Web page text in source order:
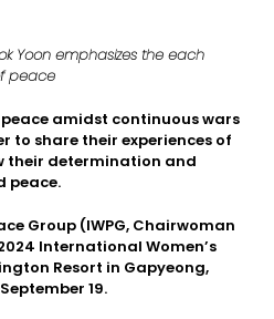
Yoon emphasizes the each
peace
amidst continuous wars
to share their experiences of
their determination and
peace.
Group (IWPG, Chairwoman
International Women’s
Resort in Gapyeong,
19.